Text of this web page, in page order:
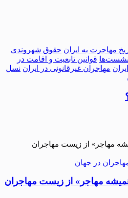
مهاجرت به ایران حقوق شهروندی
نشست‌ها قوانین تابعیت و اقامت در
مهاجران غیرقانونی در ایران نسل
در جهان
مهاجر» از زیست مهاجران